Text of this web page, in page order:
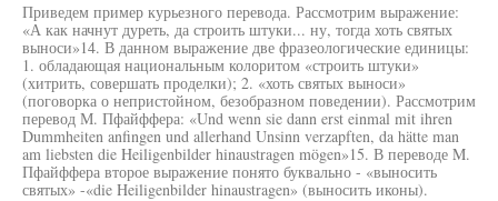
Приведем пример курьезного перевода. Рассмотрим выражение:
«А как начнут дуреть, да строить штуки... ну, тогда хоть святых
выноси»14. В данном выражение две фразеологические единицы:
1. обладающая национальным колоритом «строить штуки»
(хитрить, совершать проделки); 2. «хоть святых выноси»
(поговорка о непристойном, безобразном поведении). Рассмотрим
перевод М. Пфайффера: «Und wenn sie dann erst einmal mit ihren
Dummheiten anfingen und allerhand Unsinn verzapften, da hätte man
am liebsten die Heiligenbilder hinaustragen mögen»15. В переводе M.
Пфайффера второе выражение понято буквально - «выносить
святых» -«die Heiligenbilder hinaustragen» (выносить иконы).